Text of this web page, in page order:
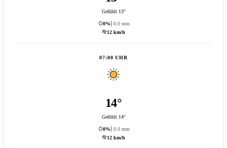
Gefühlt 13°
0%
0.0 mm
12 km/h
07:00 UHR
14°
Gefühlt 14°
0%
0.0 mm
12 km/h